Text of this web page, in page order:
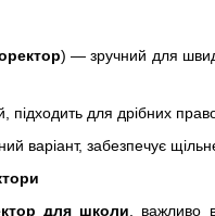
) — зручний для
для дрібних
варіант, забезпечує
для школи, важливо